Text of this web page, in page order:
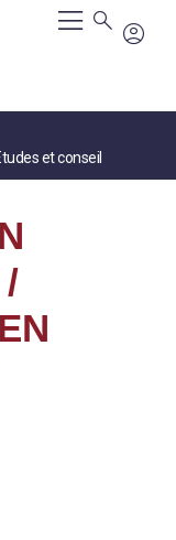
et conseil
/